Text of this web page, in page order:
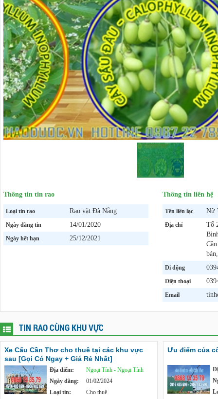
Thông tin tin rao
Loại tin rao Rao vặt Đà Nẵng
Ngày đăng tin 14/01/2020
Ngày hết hạn 25/12/2021
Thông tin liên hệ
Tên liên lạc Nữ
Địa chỉ
Tổ
Di động
Điện thoại
Email
TIN RAO CÙNG KHU VỰC
Xe Cẩu Cần Thơ cho thuê tại các khu vực
sau [Gọi Có Ngay + Giá Rẻ Nhất]
Địa điểm:
Ngoại Tỉnh - Ngoại Tỉnh
Ngày đăng:
01/02/2024
Loại tin:
Cho thuê
Ưu điểm của